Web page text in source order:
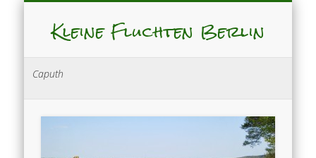
Kleine Fluchten Berlin
Caputh